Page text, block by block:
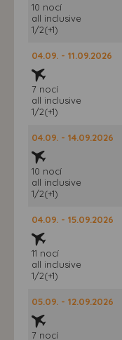
10 nocí
all inclusive
1/2(+1)
04.09. - 11.09.2026
7 nocí
all inclusive
1/2(+1)
04.09. - 14.09.2026
10 nocí
all inclusive
1/2(+1)
04.09. - 15.09.2026
11 nocí
all inclusive
1/2(+1)
05.09. - 12.09.2026
7 nocí